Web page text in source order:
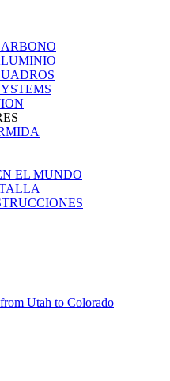
EL MUNDO
Utah to Colorado